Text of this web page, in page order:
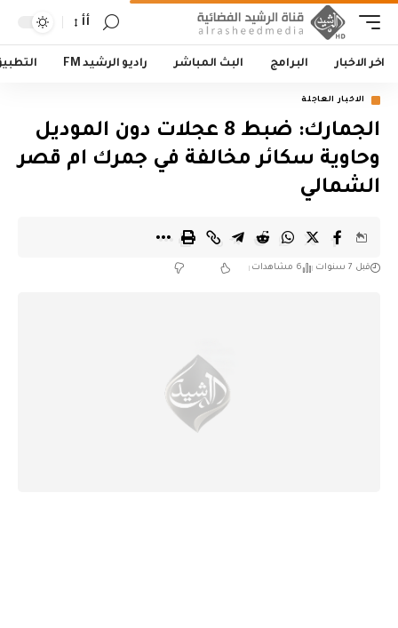
أأ
اخر الاخبار البرامج البث المباشر راديو الرشيد FM
الاخبار العاجلة
الجمارك: ضبط 8 عجلات دون الموديل
وحاوية سكائر مخالفة في جمرك ام قصر
الشمالي
قبل 7 سنوات 6 مشاهدات